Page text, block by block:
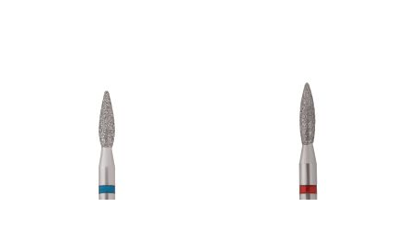
Iris'k Professional
Magic Bits
Muhle Manikure
ParisNail